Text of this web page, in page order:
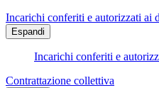
Incarichi conferiti e autorizzati ai
Espandi
Incarichi conferiti e
Contrattazione collettiva